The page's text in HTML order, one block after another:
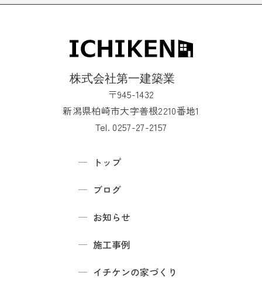
〒945-1432
新潟県柏崎市大字善根2210番地1
Tel. 0257-27-2157
トップ
ブログ
お知らせ
施工事例
イチケンの家づくり